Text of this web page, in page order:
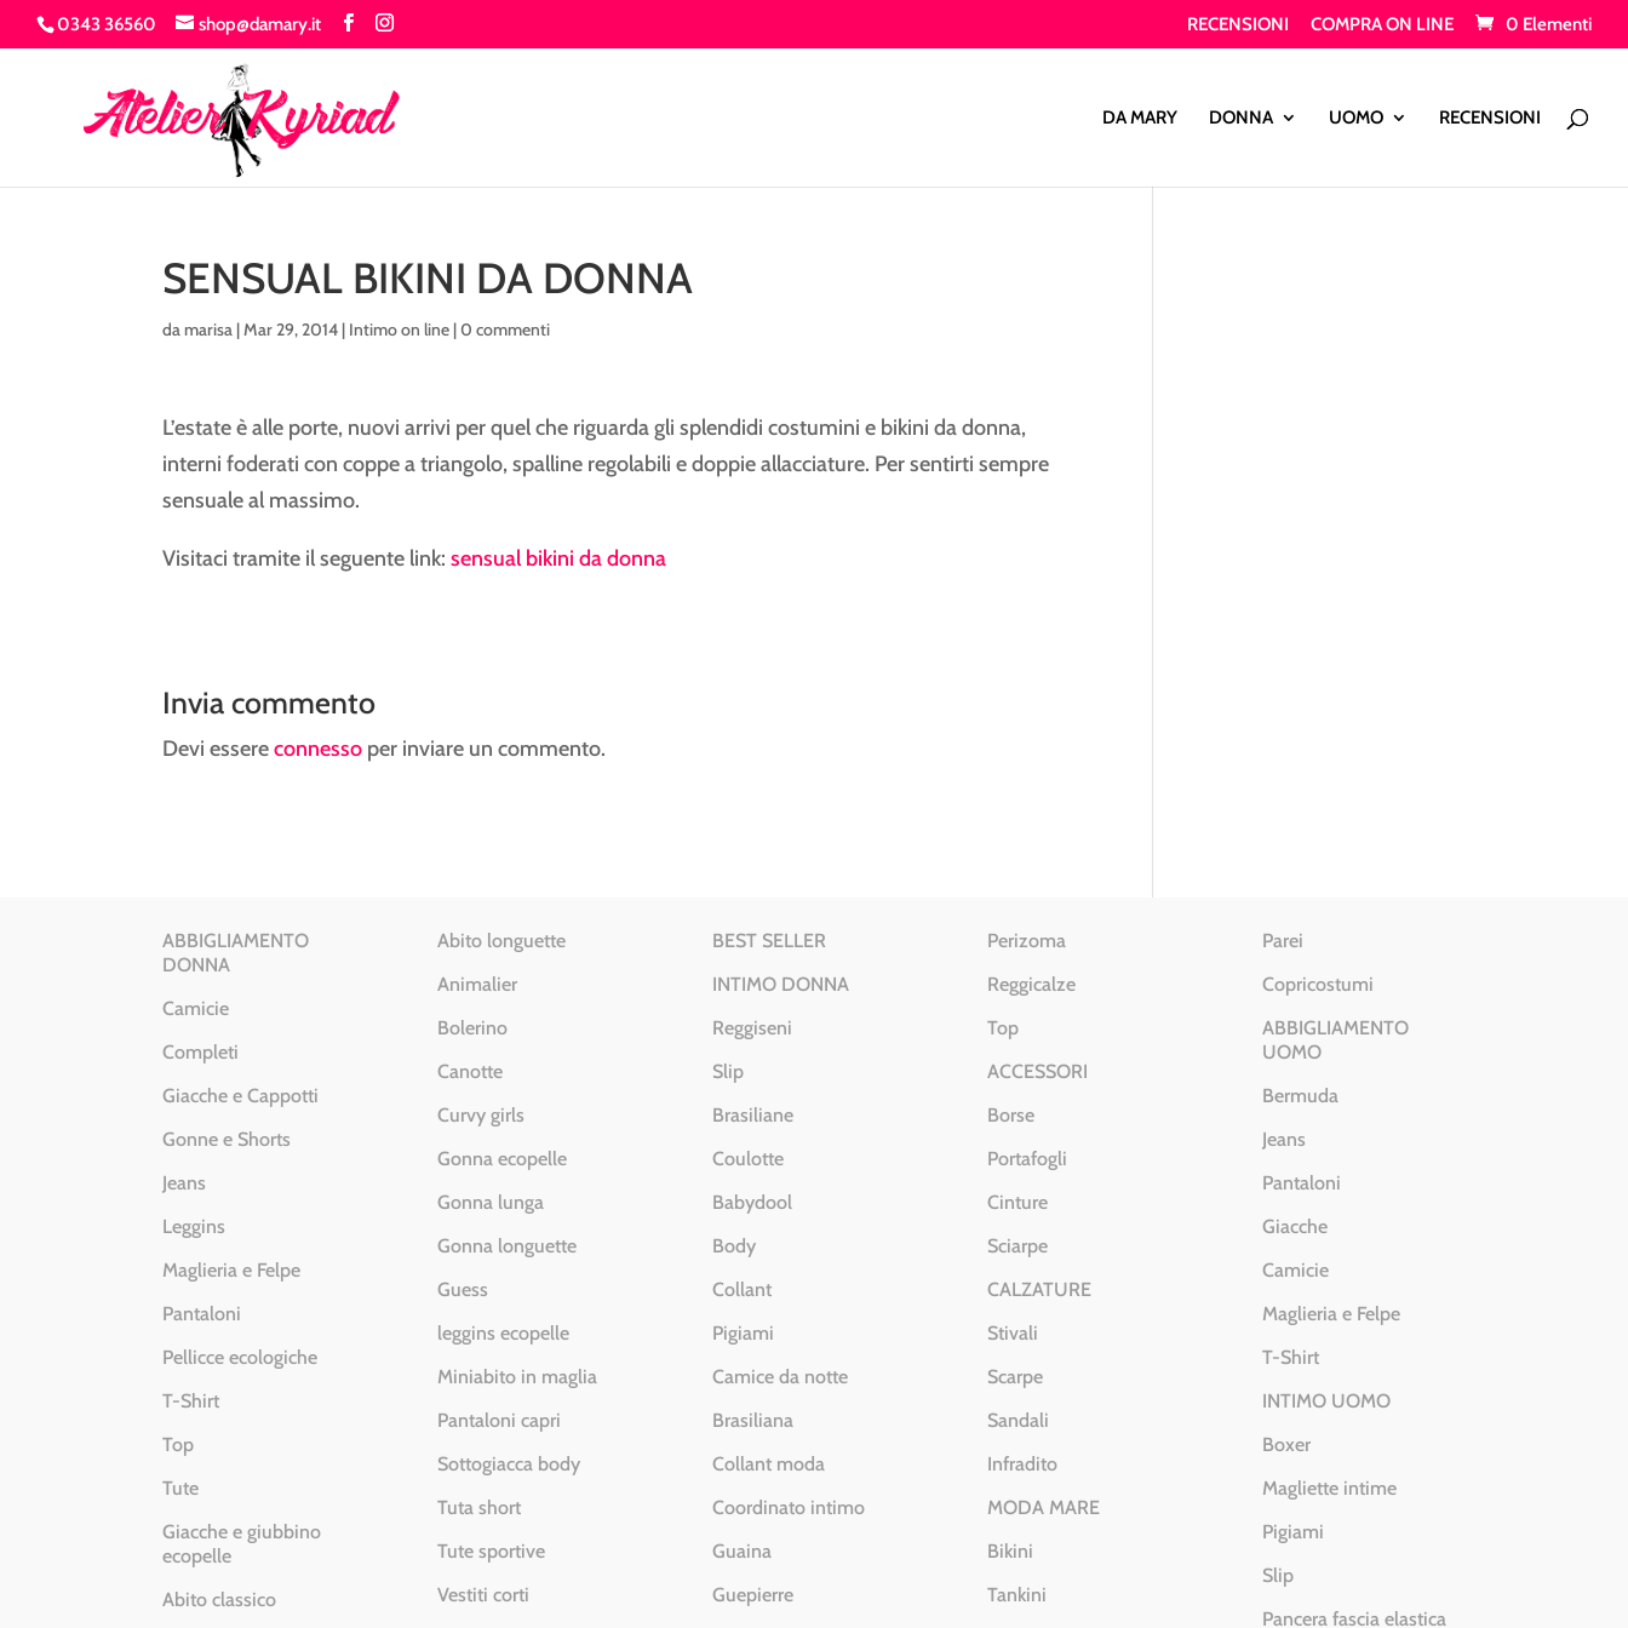
0343 36560 shop@damary.it RECENSIONI COMPRA ON LINE 0 Elementi
DA MARY DONNA UOMO RECENSIONI
Products
SENSUAL BIKINI DA DONNA
damarisa | Mar 29, 2014 | Intimo on line |0 commenti
L’estate è alle porte, nuovi arrivi per quel che riguarda gli splendidi costumini e bikini da donna,
interni foderati con coppe a triangolo, spalline regolabili e doppie allacciature. Per sentirti sempre
sensuale al massimo.
Visitaci tramite il seguente link:sensual bikini da donna
Invia commento
Devi essereconnesso per inviare un commento.
ABBIGLIAMENTO
DONNA
Camicie
Completi
Giacche e Cappotti
Gonne e Shorts
Jeans
Leggins
Maglieria e Felpe
Pantaloni
Pellicce ecologiche
T-Shirt
Top
Tute
Giacche e giubbino
ecopelle
Abito classico
Abito longuette
Animalier
Bolerino
Canotte
Curvy girls
Gonna ecopelle
Gonna lunga
Gonna longuette
Guess
leggins ecopelle
Miniabito in maglia
Pantaloni capri
Sottogiacca body
Tuta short
Tute sportive
Vestiti corti
BEST SELLER
INTIMO DONNA
Reggiseni
Slip
Brasiliane
Coulotte
Babydool
Body
Collant
Pigiami
Camice da notte
Brasiliana
Collant moda
Coordinato intimo
Guaina
Guepierre
Perizoma
Reggicalze
Top
ACCESSORI
Borse
Portafogli
Cinture
Sciarpe
CALZATURE
Stivali
Scarpe
Sandali
Infradito
MODA MARE
Bikini
Tankini
Parei
Copricostumi
ABBIGLIAMENTO
UOMO
Bermuda
Jeans
Pantaloni
Giacche
Camicie
Maglieria e Felpe
T-Shirt
INTIMO UOMO
Boxer
Magliette intime
Pigiami
Slip
Pancera fascia elastica